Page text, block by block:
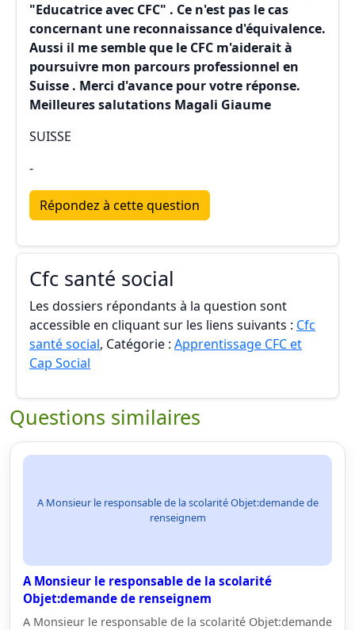
"Educatrice avec CFC" . Ce n'est pas le cas
concernant une reconnaissance d'équivalence.
Aussi il me semble que le CFC m'aiderait à
poursuivre mon parcours professionnel en
Suisse . Merci d'avance pour votre réponse.
Meilleures salutations Magali Giaume
SUISSE
-
Répondez à cette question
Cfc santé social
Les dossiers répondants à la question sont
accessible en cliquant sur les liens suivants : Cfc
santé social, Catégorie : Apprentissage CFC et
Cap Social
Questions similaires
A Monsieur le responsable de la scolarité Objet:demande de
renseignem
A Monsieur le responsable de la scolarité
Objet:demande de renseignem
A Monsieur le responsable de la scolarité Objet:demande